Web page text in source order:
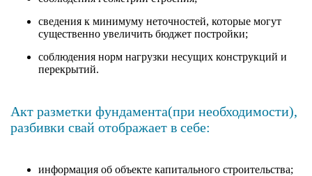
сведения к минимуму неточностей, которые могут
существенно увеличить бюджет постройки;
соблюдения норм нагрузки несущих конструкций и
перекрытий.
Акт разметки фундамента(при необходимости),
разбивки свай отображает в себе:
информация об объекте капитального строительства;